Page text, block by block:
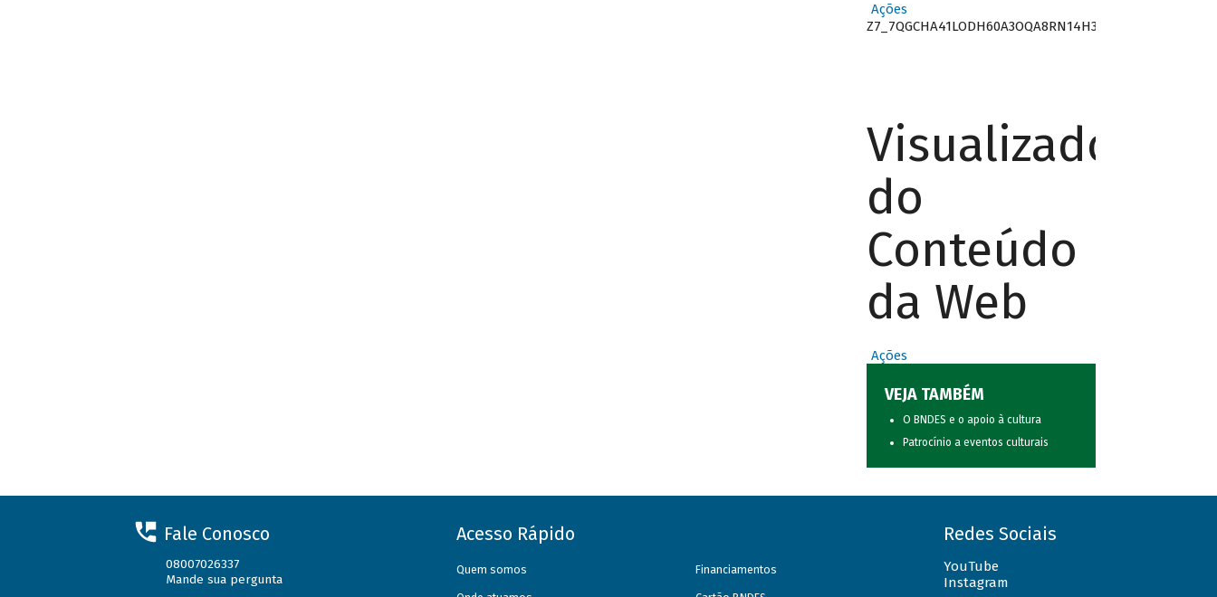
Ações
Z7_7QGCHA41LODH60A3OQA8RN14H3
Visualizador
do
Conteúdo
da Web
Ações
VEJA TAMBÉM
O BNDES e o apoio à cultura
Patrocínio a eventos culturais
Fale Conosco
08007026337
Mande sua pergunta
Acesso Rápido
Quem somos Financiamentos
Redes Sociais
YouTube
Instagram